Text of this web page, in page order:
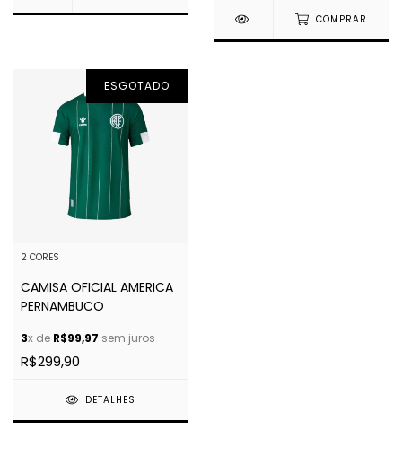
COMPRAR
ESGOTADO
2 CORES
CAMISA OFICIAL AMERICA
PERNAMBUCO
3x de R$99,97 sem juros
R$299,90
DETALHES